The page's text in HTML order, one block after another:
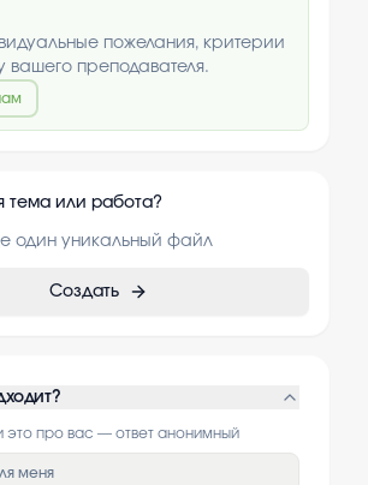
пожелания, критерии
вашего преподавателя.
тема или работа?
один уникальный файл
Создать
это про вас — ответ анонимный
меня